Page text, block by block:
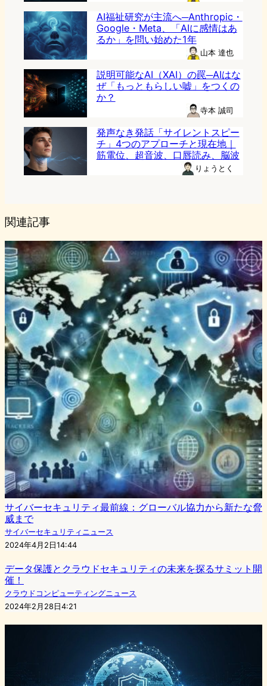
AI福祉研究が主流へ─Anthropic・
Google・Meta、「AIに感情はあ
るか」を問い始めた1年
山本 達也
説明可能なAI（XAI）の罠─AIはな
ぜ「もっともらしい嘘」をつくの
か？
寺本 誠司
発声なき発話「サイレントスピー
チ」4つのアプローチと現在地｜
筋電位、超音波、口唇読み、脳波
りょうとく
関連記事
サイバーセキュリティ最前線：グローバル協力から新たな脅
威まで
サイバーセキュリティニュース
2024年4月2日14:44
データ保護とクラウドセキュリティの未来を探るサミット開
催！
クラウドコンピューティングニュース
2024年2月28日4:21